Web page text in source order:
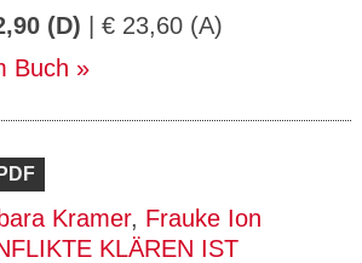
(D) | € 23,60 (A)
Buch
PDF
Kramer, Frauke Ion
KLÄREN IST